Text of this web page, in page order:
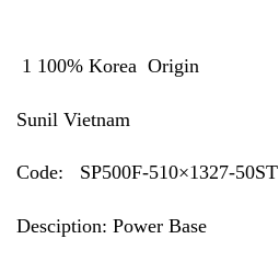
1 100% Korea Origin
Sunil Vietnam
Code: SP500F-510×1327-50ST
Desciption: Power Base